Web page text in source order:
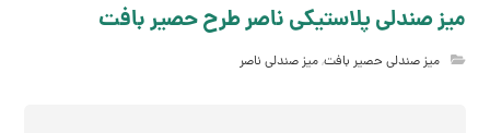
میز صندلی پلاستیکی ناصر طرح حصیر بافت
میز صندلی حصیر بافت,میز صندلی ناصر